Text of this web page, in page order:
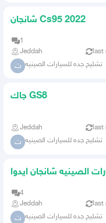
شانجان Cs95 2022
1
Jeddah
last
ت تشليح جده للسيارات الصينيه
جاك GS8
Jeddah last
ت تشليح جده للسيارات الصينيه
الصينيه شانجان ايدوا
4
Jeddah
last
ت تشليح جده للسيارات الصينيه